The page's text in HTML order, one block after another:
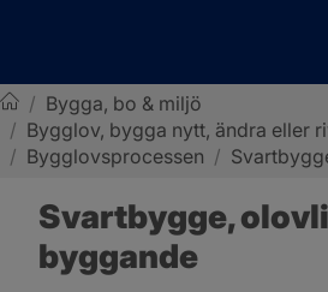
Sotenäs kommun
/ Bygga, bo & miljö
/ Bygglov, bygga nytt, ändra eller
/ Bygglovsprocessen /
Svartbygge,
byggande